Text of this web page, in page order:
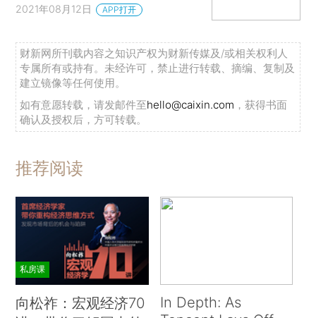
2021年08月12日 APP打开
财新网所刊载内容之知识产权为财新传媒及/或相关权利人
专属所有或持有。未经许可，禁止进行转载、摘编、复制及
建立镜像等任何使用。
如有意愿转载，请发邮件至hello@caixin.com ，获得书面
确认及授权后，方可转载。
推荐阅读
私房课
向松祚：宏观经济70
In Depth: As